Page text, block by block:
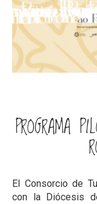
PROGRAMA
El Consorcio de
con la Diócesis